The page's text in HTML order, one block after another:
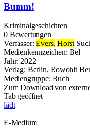
Bumm!
Kriminalgeschichten
0 Bewertungen
Verfasser: Evers, Horst
Medienkennzeichen: Bel
Jahr: 2022
Verlag: Berlin, Rowohlt
Mediengruppe: Buch
Zum Download von
Tab geöffnet
lädt
E-Medium